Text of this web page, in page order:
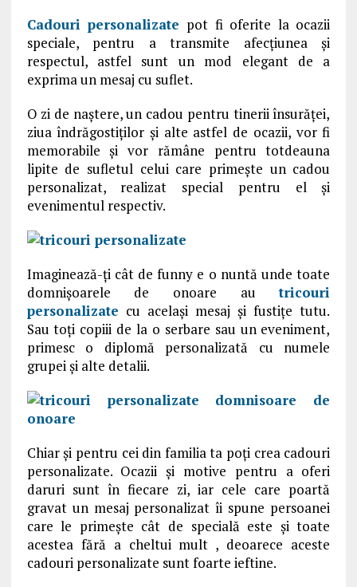
Cadouri personalizate pot fi oferite la ocazii
speciale, pentru a transmite afecțiunea și
respectul, astfel sunt un mod elegant de a
exprima un mesaj cu suflet.
O zi de naștere, un cadou pentru tinerii însurăței,
ziua îndrăgostiților și alte astfel de ocazii, vor fi
memorabile și vor rămâne pentru totdeauna
lipite de sufletul celui care primește un cadou
personalizat, realizat special pentru el și
evenimentul respectiv.
Imaginează-ți cât de funny e o nuntă unde toate
domnișoarele de onoare autricouri
personalizate cu același mesaj şi fustițe tutu.
Sau toți copiii de la o serbare sau un eveniment,
primesc o diplomă personalizată cu numele
grupei și alte detalii.
Chiar și pentru cei din familia ta poți crea cadouri
personalizate. Ocazii și motive pentru a oferi
daruri sunt în fiecare zi, iar cele care poartă
gravat un mesaj personalizat îi spune persoanei
care le primește cât de specială este și toate
acestea fără a cheltui mult , deoarece aceste
cadouri personalizate sunt foarte ieftine.